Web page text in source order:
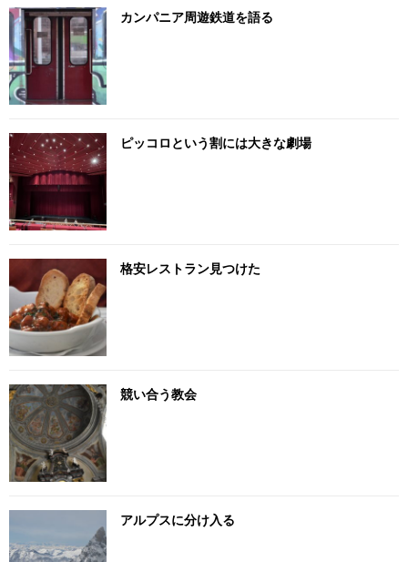
カンパニア周遊鉄道を語る
ピッコロという割には大きな劇場
格安レストラン見つけた
競い合う教会
アルプスに分け入る